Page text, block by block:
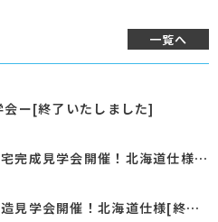
一覧へ
ー[終了いたしました]
青森市で「ファースの家」住宅完成見学会開催！北海道仕様[終了いたしました]
青森市で「ファースの家」構造見学会開催！北海道仕様[終了いたしました]